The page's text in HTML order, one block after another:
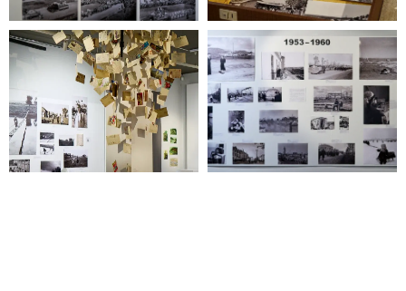
© 2017-2026 Выставочные залы Москвы
Использование материалов разрешено только с
предварительного согласия правообладателей.
Все права на изображения и тексты принадлежат
их авторам.
Заявка на проект
Контакты
FAQ
Блог
Музей авангарда